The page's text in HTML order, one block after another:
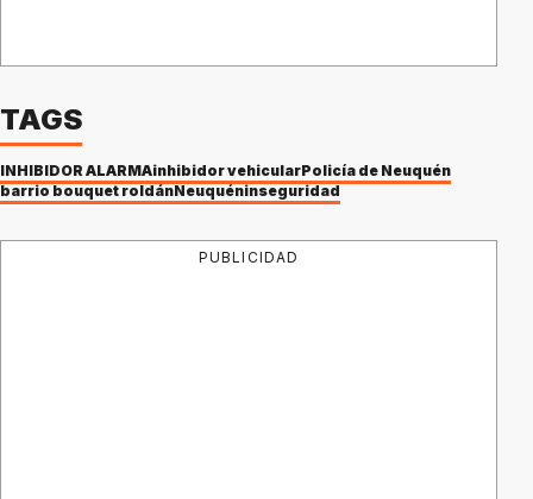
TAGS
INHIBIDOR ALARMAinhibidor vehicularPolicía de Neuquén
barrio bouquet roldánNeuquéninseguridad
PUBLICIDAD